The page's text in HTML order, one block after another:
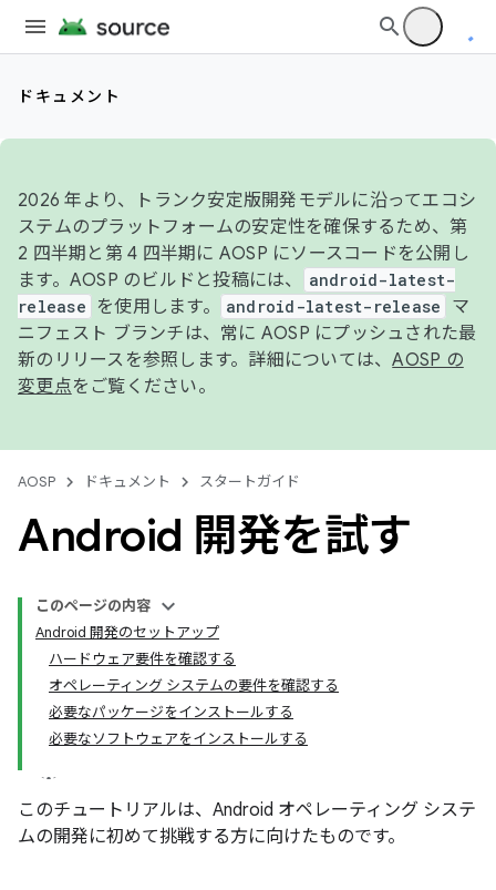
ドキュメント
2026 年より、トランク安定版開発モデルに沿ってエコシ
ステムのプラットフォームの安定性を確保するため、第
2 四半期と第 4 四半期に AOSP にソースコードを公開し
ます。AOSP のビルドと投稿には、
android-latest-
release
を使用します。 android-latest-release
マ
ニフェスト ブランチは、常に AOSP にプッシュされた最
新のリリースを参照します。詳細については、AOSP の
変更点をご覧ください。
AOSP ドキュメント スタートガイド
Android 開発を試す
このページの内容
Android 開発のセットアップ
ハードウェア要件を確認する
オペレーティング システムの要件を確認する
必要なパッケージをインストールする
必要なソフトウェアをインストールする
このチュートリアルは、Android オペレーティング システ
ムの開発に初めて挑戦する方に向けたものです。